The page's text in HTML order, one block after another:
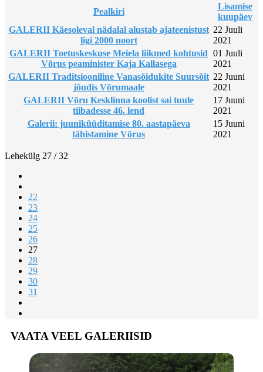
Pealkiri
Lisamise
kuupäev
GALERII Käesoleval nädalal alustab ajateenistust
ligi 2000 noort
22 Juuli
2021
GALERII Toetuskeskuse Meiela liikmed kohtusid
Võrus peaminister Kaja Kallasega
01 Juuli
2021
GALERII Traditsiooniline Vanasõidukite Suursõit
jõudis Võrumaale
22 Juuni
2021
GALERII Võru Kesklinna koolist sai tuule
tiibadesse 46. lend
17 Juuni
2021
Galerii: juuniküüditamise 80. aastapäeva
tähistamine Võrus
15 Juuni
2021
Lehekülg 27 / 32
22
23
24
25
26
27
28
29
30
31
VAATA VEEL GALERIISID